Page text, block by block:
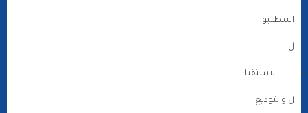
اسطنبو
ل
الاستقبا
ل والتوديع